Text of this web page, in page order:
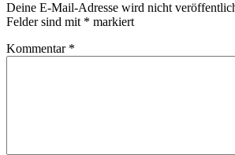
Deine E-Mail-Adresse wird nicht
Felder sind mit * markiert
Kommentar *